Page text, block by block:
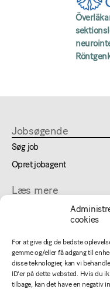
cookies
For at give dig de bedste
gemme og/eller få adgang til
disse teknologier, kan vi
ID'er på dette websted. Hvis du
tilbage, kan det have en negativ
Jobsøgende
Søg job
Opret jobagent
Læs mere
Cookie- og privatlivspolitik
For annoncører
Jobannoncering